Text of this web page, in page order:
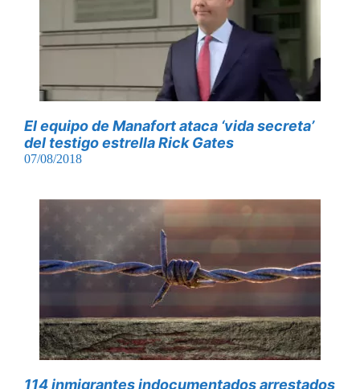
El equipo de Manafort ataca ‘vida secreta’
del testigo estrella Rick Gates
07/08/2018
114 inmigrantes indocumentados arrestados